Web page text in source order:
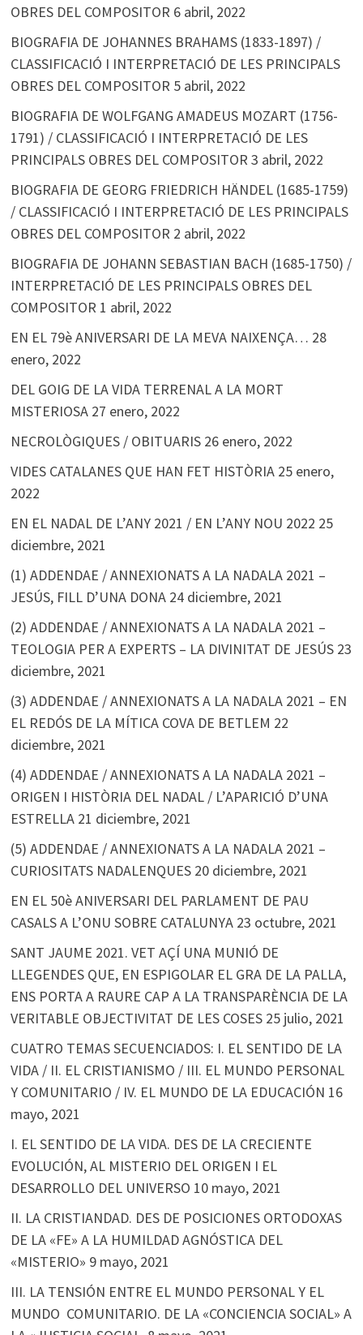
OBRES DEL COMPOSITOR 6 abril, 2022
BIOGRAFIA DE JOHANNES BRAHAMS (1833-1897) /
CLASSIFICACIÓ I INTERPRETACIÓ DE LES PRINCIPALS
OBRES DEL COMPOSITOR 5 abril, 2022
BIOGRAFIA DE WOLFGANG AMADEUS MOZART (1756-
1791) / CLASSIFICACIÓ I INTERPRETACIÓ DE LES
PRINCIPALS OBRES DEL COMPOSITOR 3 abril, 2022
BIOGRAFIA DE GEORG FRIEDRICH HÄNDEL (1685-1759)
/ CLASSIFICACIÓ I INTERPRETACIÓ DE LES PRINCIPALS
OBRES DEL COMPOSITOR 2 abril, 2022
BIOGRAFIA DE JOHANN SEBASTIAN BACH (1685-1750) /
INTERPRETACIÓ DE LES PRINCIPALS OBRES DEL
COMPOSITOR 1 abril, 2022
EN EL 79è ANIVERSARI DE LA MEVA NAIXENÇA… 28
enero, 2022
DEL GOIG DE LA VIDA TERRENAL A LA MORT
MISTERIOSA 27 enero, 2022
NECROLÒGIQUES / OBITUARIS 26 enero, 2022
VIDES CATALANES QUE HAN FET HISTÒRIA 25 enero,
2022
EN EL NADAL DE L’ANY 2021 / EN L’ANY NOU 2022 25
diciembre, 2021
(1) ADDENDAE / ANNEXIONATS A LA NADALA 2021 –
JESÚS, FILL D’UNA DONA 24 diciembre, 2021
(2) ADDENDAE / ANNEXIONATS A LA NADALA 2021 –
TEOLOGIA PER A EXPERTS – LA DIVINITAT DE JESÚS 23
diciembre, 2021
(3) ADDENDAE / ANNEXIONATS A LA NADALA 2021 – EN
EL REDÓS DE LA MÍTICA COVA DE BETLEM 22
diciembre, 2021
(4) ADDENDAE / ANNEXIONATS A LA NADALA 2021 –
ORIGEN I HISTÒRIA DEL NADAL / L’APARICIÓ D’UNA
ESTRELLA 21 diciembre, 2021
(5) ADDENDAE / ANNEXIONATS A LA NADALA 2021 –
CURIOSITATS NADALENQUES 20 diciembre, 2021
EN EL 50è ANIVERSARI DEL PARLAMENT DE PAU
CASALS A L’ONU SOBRE CATALUNYA 23 octubre, 2021
SANT JAUME 2021. VET AÇÍ UNA MUNIÓ DE
LLEGENDES QUE, EN ESPIGOLAR EL GRA DE LA PALLA,
ENS PORTA A RAURE CAP A LA TRANSPARÈNCIA DE LA
VERITABLE OBJECTIVITAT DE LES COSES 25 julio, 2021
CUATRO TEMAS SECUENCIADOS: I. EL SENTIDO DE LA
VIDA / II. EL CRISTIANISMO / III. EL MUNDO PERSONAL
Y COMUNITARIO / IV. EL MUNDO DE LA EDUCACIÓN 16
mayo, 2021
I. EL SENTIDO DE LA VIDA. DES DE LA CRECIENTE
EVOLUCIÓN, AL MISTERIO DEL ORIGEN I EL
DESARROLLO DEL UNIVERSO 10 mayo, 2021
II. LA CRISTIANDAD. DES DE POSICIONES ORTODOXAS
DE LA «FE» A LA HUMILDAD AGNÓSTICA DEL
«MISTERIO» 9 mayo, 2021
III. LA TENSIÓN ENTRE EL MUNDO PERSONAL Y EL
MUNDO COMUNITARIO. DE LA «CONCIENCIA SOCIAL» A